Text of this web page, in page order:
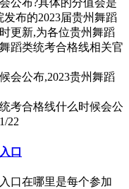
公布?具体的分值会是
布的2023届贵州舞蹈
更新,为各位贵州舞蹈
蹈类统考合格线相关官
考合格线什么时候会公
22
口
口在哪里是每个参加